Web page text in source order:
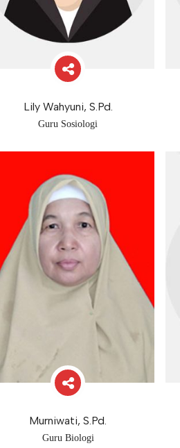
Lily Wahyuni, S.Pd.
Guru Sosiologi
Murniwati, S.Pd.
Guru Biologi